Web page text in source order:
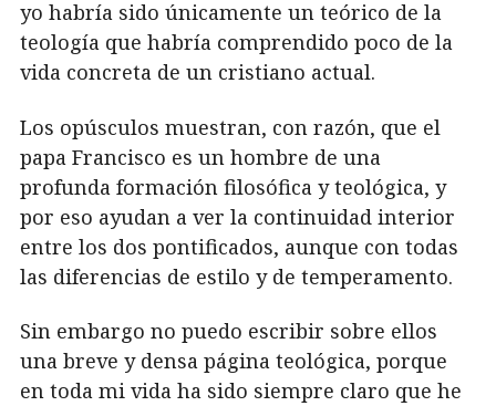
yo habría sido únicamente un teórico de la
teología que habría comprendido poco de la
vida concreta de un cristiano actual.
Los opúsculos muestran, con razón, que el
papa Francisco es un hombre de una
profunda formación filosófica y teológica, y
por eso ayudan a ver la continuidad interior
entre los dos pontificados, aunque con todas
las diferencias de estilo y de temperamento.
Sin embargo no puedo escribir sobre ellos
una breve y densa página teológica, porque
en toda mi vida ha sido siempre claro que he